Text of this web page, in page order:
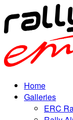
Home
Galleries
ERC